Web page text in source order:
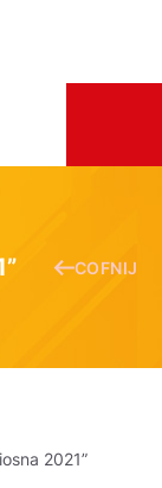
COFNIJ
2021”